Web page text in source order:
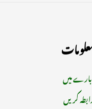
میں
کریں